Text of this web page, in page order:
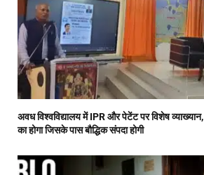
अवध विश्वविद्यालय में IPR और पेटेंट पर विशेष
का होगा जिसके पास बौद्धिक संपदा होगी